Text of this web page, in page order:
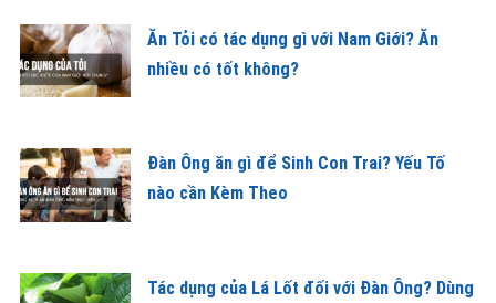
Ăn Tỏi có tác dụng gì với Nam Giới? Ăn
nhiều có tốt không?
Đàn Ông ăn gì để Sinh Con Trai? Yếu Tố
nào cần Kèm Theo
Tác dụng của Lá Lốt đối với Đàn Ông? Dùng